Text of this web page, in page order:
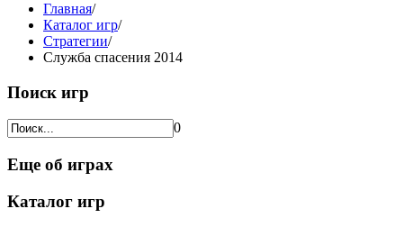
Главная/
Каталог игр/
Стратегии/
Служба спасения 2014
Поиск игр
0
Еще об играх
Каталог игр